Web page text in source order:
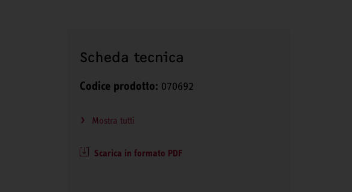
Scheda tecnica
Codice prodotto: 070692
Mostra tutti
Scarica in formato PDF